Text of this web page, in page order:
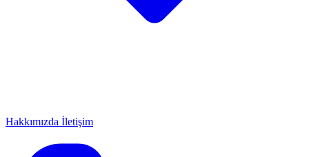
Hakkımızda İletişim